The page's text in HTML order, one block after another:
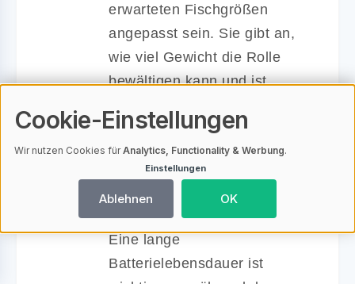
erwarteten Fischgrößen
angepasst sein. Sie gibt an,
wie viel Gewicht die Rolle
bewältigen kann und ist
erfolgreiches Angelerlebnis.
Batterielebensdauer:
Überprüfen Sie die Kapazität
und Ladezeit der Batterie.
Eine lange
Batterielebensdauer ist
Cookie-Einstellungen
Wir nutzen Cookies fürAnalytics, Functionality & Werbung.
Einstellungen
Ablehnen OK